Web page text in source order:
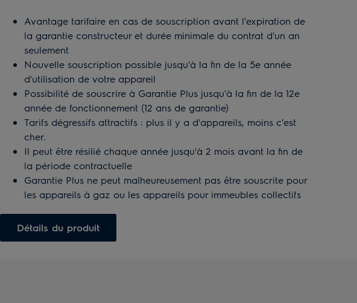
Avantage tarifaire en cas de souscription avant l'expiration de
la garantie constructeur et durée minimale du contrat d'un an
seulement
Nouvelle souscription possible jusqu'à la fin de la 5e année
d'utilisation de votre appareil
Possibilité de souscrire à Garantie Plus jusqu'à la fin de la 12e
année de fonctionnement (12 ans de garantie)
Tarifs dégressifs attractifs : plus il y a d'appareils, moins c'est
cher.
Il peut être résilié chaque année jusqu'à 2 mois avant la fin de
la période contractuelle
Garantie Plus ne peut malheureusement pas être souscrite pour
les appareils à gaz ou les appareils pour immeubles collectifs
Détails du produit